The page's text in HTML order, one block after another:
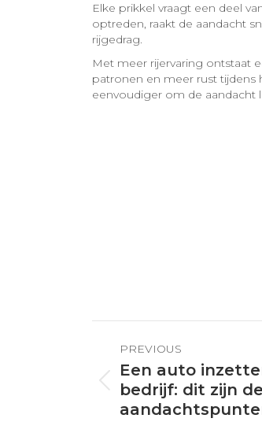
Elke prikkel vraagt een deel
optreden, raakt de aandacht
rijgedrag.
Met meer rijervaring ontstaat
patronen en meer rust tijdens
eenvoudiger om de aandacht
navigation
PREVIOUS
Previous
Een auto
bedrijf: dit zijn de